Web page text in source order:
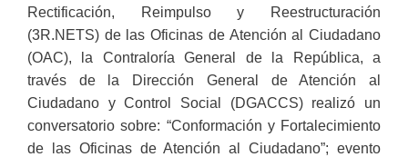
Rectificación, Reimpulso y Reestructuración
(3R.NETS) de las Oficinas de Atención al Ciudadano
(OAC), la Contraloría General de la República, a
través de la Dirección General de Atención al
Ciudadano y Control Social (DGACCS) realizó un
conversatorio sobre: “Conformación y Fortalecimiento
de las Oficinas de Atención al Ciudadano”; evento